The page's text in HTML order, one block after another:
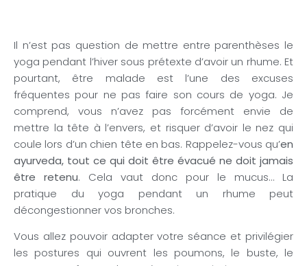
Il n’est pas question de mettre entre parenthèses le
yoga pendant l’hiver sous prétexte d’avoir un rhume. Et
pourtant, être malade est l’une des excuses
fréquentes pour ne pas faire son cours de yoga. Je
comprend, vous n’avez pas forcément envie de
mettre la tête à l’envers, et risquer d’avoir le nez qui
coule lors d’un chien tête en bas. Rappelez-vous qu’en
ayurveda, tout ce qui doit être évacué ne doit jamais
être retenu. Cela vaut donc pour le mucus… La
pratique du yoga pendant un rhume peut
décongestionner vos bronches.
Vous allez pouvoir adapter votre séance et privilégier
les postures qui ouvrent les poumons, le buste, le